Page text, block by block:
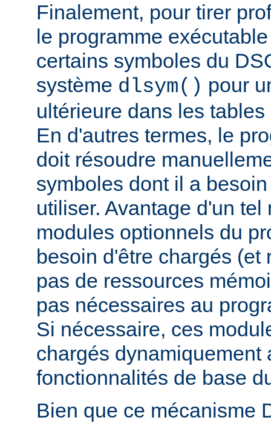
Finalement, pour tirer
le programme
certains symboles du
système dlsym() pour
ultérieure dans les
En d'autres termes, le
doit résoudre
symboles dont il a
utiliser. Avantage d'un
modules optionnels du
besoin d'être chargés (et
pas de ressources
pas nécessaires au
Si nécessaire, ces
chargés dynamiquement
fonctionnalités de base
Bien que ce mécanisme